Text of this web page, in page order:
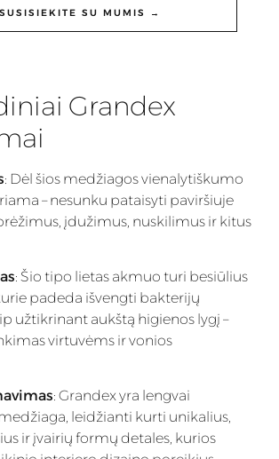
SUSISIEKITE SU MUMIS →
Grandex
: Dėl šios medžiagos vienalytiškumo
– nesunku pataisyti paviršiuje
įdužimus, nuskilimus ir kitus
: Šio tipo lietas akmuo turi besiūlius
padeda išvengti bakterijų
užtikrinant aukštą higienos lygį –
virtuvėms ir vonios
: Grandex yra lengvai
leidžianti kurti unikalius,
ir įvairių formų detales, kurios